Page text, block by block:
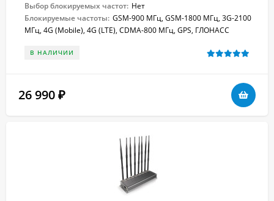
Выбор блокируемых частот: Нет
Блокируемые частоты: GSM-900 МГц, GSM-1800 МГц, 3G-2100
МГц, 4G (Mobile), 4G (LTE), CDMA-800 МГц, GPS, ГЛОНАСС
В НАЛИЧИИ
26 990 ₽